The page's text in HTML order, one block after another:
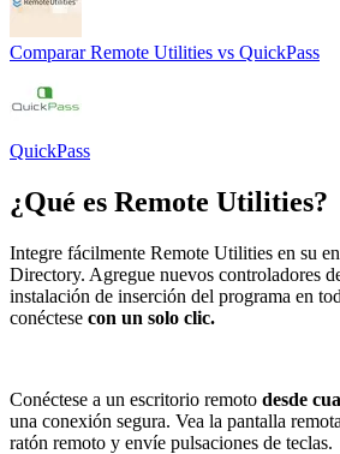
Comparar Remote Utilities vs QuickPass
QuickPass
¿Qué es Remote Utilities?
Integre fácilmente Remote Utilities en su
Directory. Agregue nuevos controladores
instalación de inserción del programa en
conéctese con un solo clic.
Conéctese a un escritorio remoto desde
una conexión segura. Vea la pantalla
ratón remoto y envíe pulsaciones de teclas.